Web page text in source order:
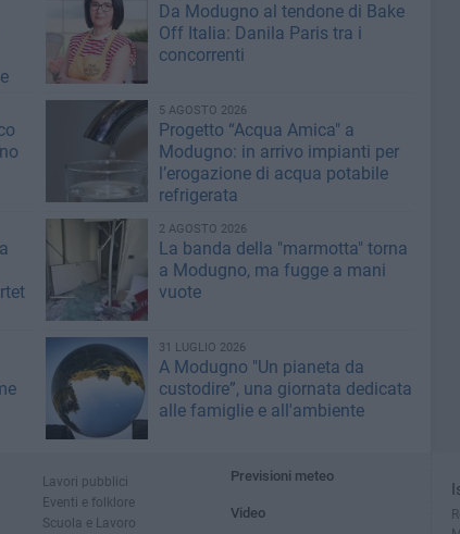
Da Modugno al tendone di Bake
Off Italia: Danila Paris tra i
concorrenti
5 AGOSTO 2026
Progetto “Acqua Amica" a
Modugno: in arrivo impianti per
l’erogazione di acqua potabile
refrigerata
2 AGOSTO 2026
La banda della "marmotta" torna
a Modugno, ma fugge a mani
vuote
31 LUGLIO 2026
A Modugno "Un pianeta da
custodire”, una giornata dedicata
alle famiglie e all'ambiente
Lavori pubblici
Eventi e folklore
Scuola e Lavoro
Previsioni meteo
Video